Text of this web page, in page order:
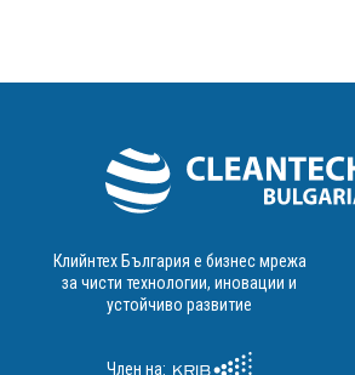
Клийнтех България е бизнес мрежа
за чисти технологии, иновации и
устойчиво развитие
Член на: